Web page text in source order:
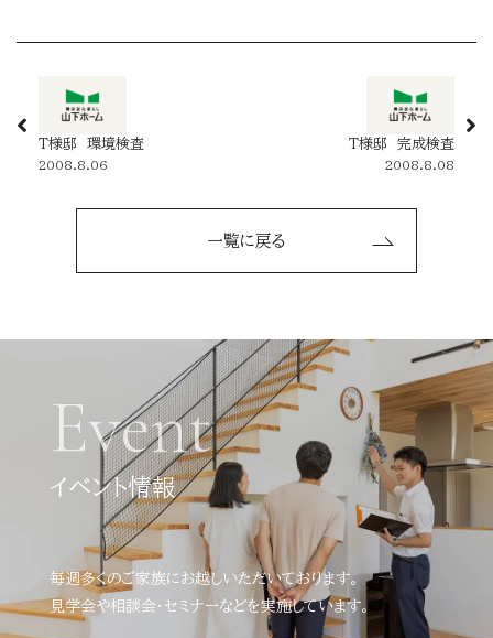
T様邸 環境検査
2008.8.06
T様邸 完成検査
2008.8.08
一覧に戻る
Event
イベント情報
毎週多くのご家族にお越しいただいております。
見学会や相談会・セミナーなどを実施しています。